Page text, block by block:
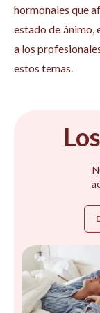
hormonales que
estado de ánimo,
a los
estos temas.